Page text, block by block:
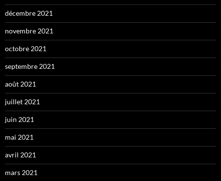
décembre 2021
novembre 2021
octobre 2021
septembre 2021
août 2021
juillet 2021
juin 2021
mai 2021
avril 2021
mars 2021